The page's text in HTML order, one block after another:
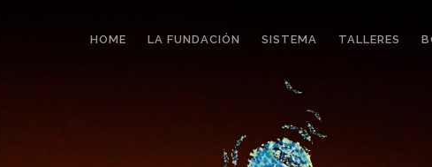
HOME LA FUNDACIÓN SISTEMA TALLERES